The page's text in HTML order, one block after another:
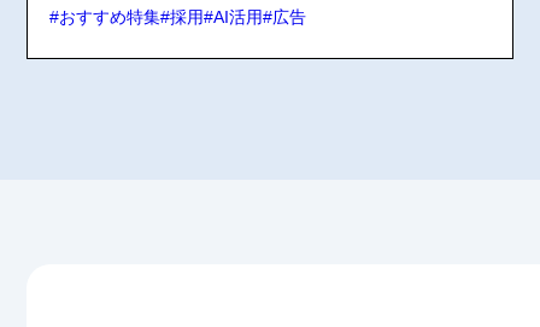
#おすすめ特集#採用#AI活用#広告